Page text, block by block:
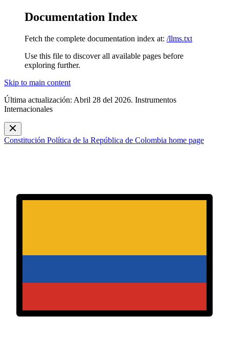
Documentation Index
Fetch the complete documentation index at: /llms.txt
Use this file to discover all available pages before
exploring further.
Skip to main content
Última actualización: Abril 28 del 2026. Instrumentos
Internacionales
Constitución Política de la República de Colombia home page